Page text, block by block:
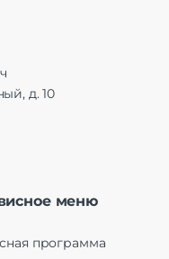
д. 10
меню
программа